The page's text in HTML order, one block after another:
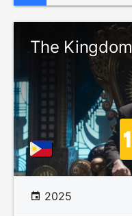
The Kingdom
2025